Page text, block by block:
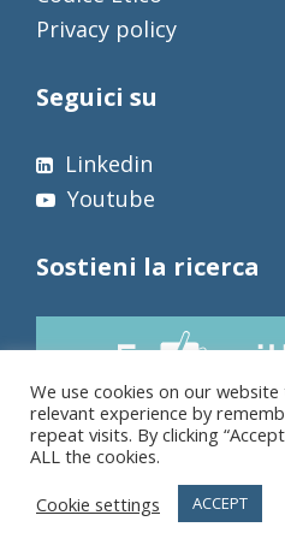
Privacy policy
Seguici su
Linkedin
Youtube
Sostieni la ricerca
We use cookies on our
relevant experience by
repeat visits. By clicking
ALL the cookies.
Cookie settings
ACCEPT